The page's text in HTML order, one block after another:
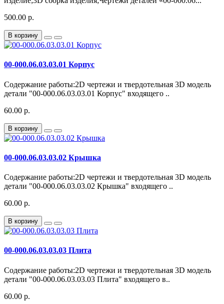
500.00 р.
В корзину
00-000.06.03.03.01 Корпус
Содержание работы:2D чертежи и твердотельная 3D модель
детали "00-000.06.03.03.01 Корпус" входящего ..
60.00 р.
В корзину
00-000.06.03.03.02 Крышка
Содержание работы:2D чертежи и твердотельная 3D модель
детали "00-000.06.03.03.02 Крышка" входящего ..
60.00 р.
В корзину
00-000.06.03.03.03 Плита
Содержание работы:2D чертежи и твердотельная 3D модель
детали "00-000.06.03.03.03 Плита" входящего в..
60.00 р.